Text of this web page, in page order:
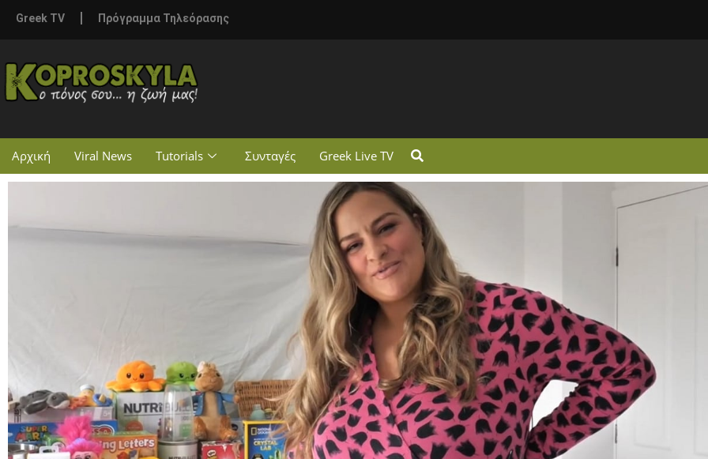
Greek TV Πρόγραμμα Τηλεόρασης
Αρχική Viral News Tutorials Συνταγές Greek Live TV